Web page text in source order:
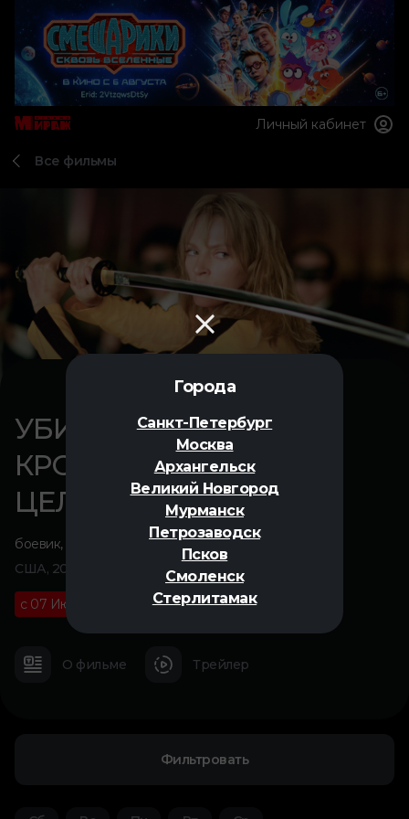
Города
Санкт-Петербург
Москва
Архангельск
Великий Новгород
Мурманск
Петрозаводск
Псков
Смоленск
Стерлитамак
Личный кабинет
Все фильмы
УБИТЬ БИЛЛА:
КРОВАВОЕ ДЕЛО
ЦЕЛИКОМ
боевик,криминал
США, 2006
с 07 Июня 04 ч 41 м
О фильме Трейлер
Фильтровать